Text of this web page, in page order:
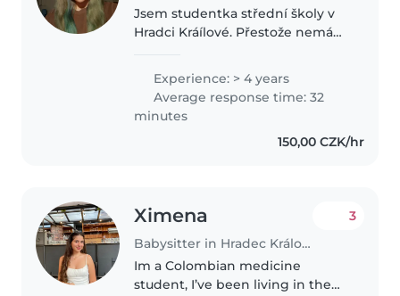
Jsem studentka střední školy v
Hradci Kráílové. Přestože nemám
dětmi, věřím že mám v této
oblasti dostatečnou praxi. Více
než 10 let se věnuji skautingu..
Experience: > 4 years
Average response time: 32
minutes
150,00 CZK/hr
Ximena
Babysitter in Hradec Králové
3
Im a Colombian medicine
student, I’ve been living in the